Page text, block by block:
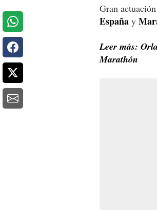
Gran
España y
Leer más:
Marathón